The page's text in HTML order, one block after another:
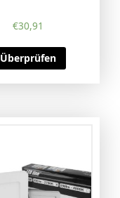
€30,91
Überprüfen